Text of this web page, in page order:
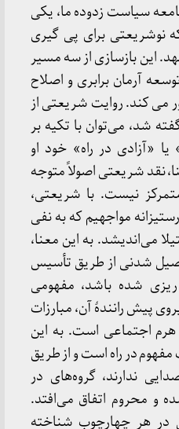
سیاست زدوده ما، یکی
نوشریعتی برای پی گیری
این بازسازی از سه مسیر
آرمان برابری و اصلاح
می کند. روایت شریعتی از
شد، می‌توان با تکیه بر
«آزادی در راه» خود او
نقد شریعتی اصولاً متوجه
نیست. با شریعتی،
مواجهیم که به نفی
می‌اندیشد. به این معنا،
شدنی از طریق تأسیس
ریزی شده باشد، مفهومی
پیش رانندهٔ آن، مبارزات
اجتماعی است. به این
در راه است و از طریق
ندارند، گروه‌های در
و محروم اتفاق می‌افتد.
هر چهارچوب شناخته